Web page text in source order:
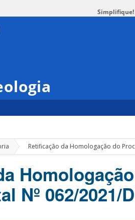
Simplifique!
» Retificação da Homologação do
Nº 062/2021/